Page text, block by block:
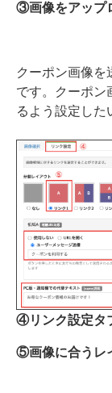
③画像をアップ
クーポン画像を
です。クーポン
るよう設定した
④リンク設定タ
⑤画像に合うレ